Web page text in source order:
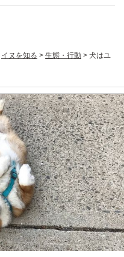
イヌを知る > 生態・行動 > 犬はユ